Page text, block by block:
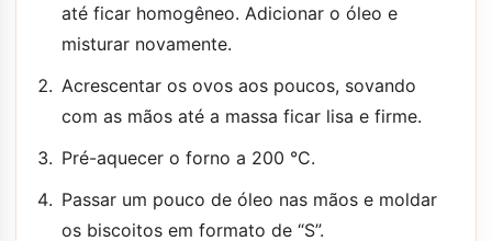
até ficar homogêneo. Adicionar o óleo e
misturar novamente.
Acrescentar os ovos aos poucos, sovando
com as mãos até a massa ficar lisa e firme.
Pré-aquecer o forno a 200 °C.
Passar um pouco de óleo nas mãos e moldar
os biscoitos em formato de “S”.